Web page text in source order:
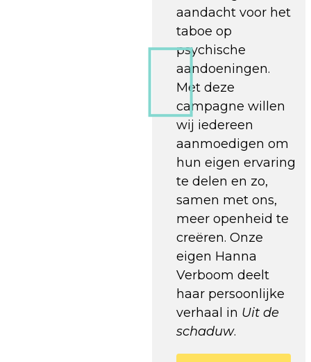
aandacht voor het
taboe op
psychische
aandoeningen.
Met deze
campagne willen
wij iedereen
aanmoedigen om
hun eigen ervaring
te delen en zo,
samen met ons,
meer openheid te
creëren. Onze
eigen Hanna
Verboom deelt
haar persoonlijke
verhaal in Uit de
schaduw.